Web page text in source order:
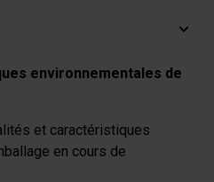
environnementales de
et caractéristiques
en cours de